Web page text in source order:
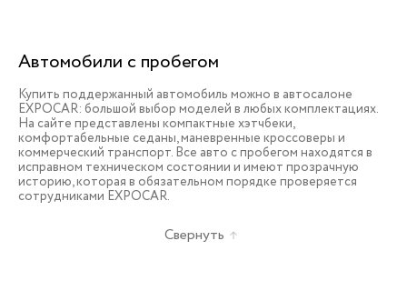
Автомобили с пробегом
Купить поддержанный автомобиль можно в автосалоне
EXPOCAR: большой выбор моделей в любых комплектациях.
На сайте представлены компактные хэтчбеки,
комфортабельные седаны, маневренные кроссоверы и
коммерческий транспорт. Все авто с пробегом находятся в
исправном техническом состоянии и имеют прозрачную
историю, которая в обязательном порядке проверяется
сотрудниками EXPOCAR.
Свернуть